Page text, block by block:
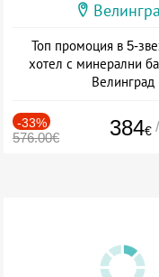
Топ промоция в 5-
хотел с минерални
Велинград
-33%
576.00€ 384€ /